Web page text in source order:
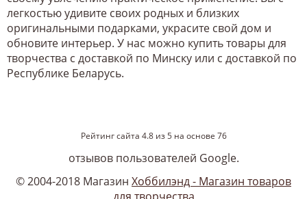
легкостью удивите своих родных и близких
оригинальными подарками, украсите свой дом и
обновите интерьер. У нас можно купить товары для
творчества с доставкой по Минску или с доставкой по
Республике Беларусь.
Рейтинг сайта 4.8из5на основе 76
отзывов пользователей Google.
© 2004-2018 Магазин Хоббилэнд - Магазин товаров